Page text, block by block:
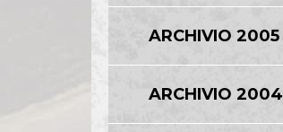
ARCHIVIO 2005
ARCHIVIO 2004